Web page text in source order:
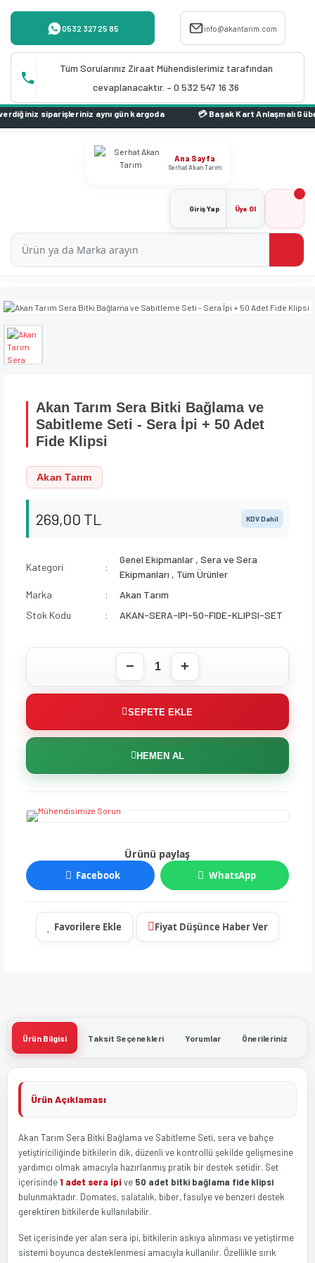
0532 327 25 85 info@akantarim.com
Tüm Sorularınız Ziraat Mühendislerimiz tarafından
cevaplanacaktır. – 0 532 547 16 36
aynı gün kargoda
Ana Sayfa
Serhat Akan Tarım
Giriş Yap Üye Ol
Akan Tarım Sera Bitki Bağlama ve
Sabitleme Seti - Sera İpi + 50 Adet
Fide Klipsi
Akan Tarım
269,00 TL KDV Dahil
Kategori
Genel Ekipmanlar ,Sera ve Sera
Ekipmanları , Tüm Ürünler
Marka
Akan Tarım
Stok Kodu
AKAN-SERA-IPI-50-FIDE-KLIPSI-SET
SEPETE EKLE
HEMEN AL
Ürünü paylaş
Facebook WhatsApp
Fiyat Düşünce Haber Ver
Ürün Bilgisi Taksit Seçenekleri Yorumlar Önerileriniz
Ürün Açıklaması
Akan Tarım Sera Bitki Bağlama ve Sabitleme Seti, sera ve bahçe
yetiştiriciliğinde bitkilerin dik, düzenli ve kontrollü şekilde gelişmesine
yardımcı olmak amacıyla hazırlanmış pratik bir destek setidir. Set
içerisinde1 adet sera ipive 50 adet bitki bağlama fide klipsi
bulunmaktadır. Domates, salatalık, biber, fasulye ve benzeri destek
gerektiren bitkilerde kullanılabilir.
Set içerisinde yer alan sera ipi, bitkilerin askıya alınması ve yetiştirme
sistemi boyunca desteklenmesi amacıyla kullanılır. Özellikle sırık